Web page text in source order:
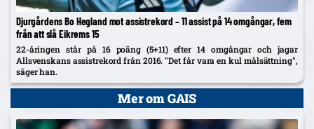
Djurgårdens Bo Hegland mot assistrekord – 11 assist på 14 omgångar, fem
från att slå Eikrems 15
22-åringen står på 16 poäng (5+11) efter 14 omgångar och jagar
Allsvenskans assistrekord från 2016. "Det får vara en kul målsättning",
säger han.
Mer om GAIS